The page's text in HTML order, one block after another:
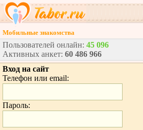
Мобильные знакомства
Пользователей онлайн: 45 096
Активных анкет: 60 486 966
Вход на сайт
Телефон или email:
Пароль: